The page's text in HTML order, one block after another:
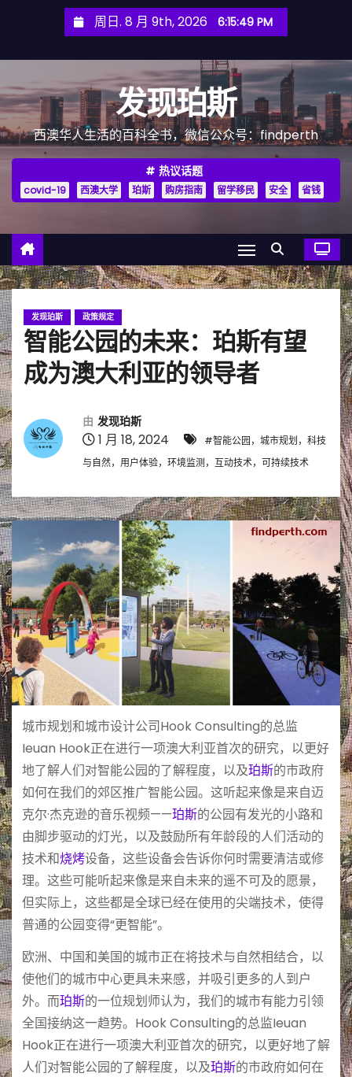
周日. 8 月 9th, 2026 6:15:51 PM
发现珀斯
西澳华人生活的百科全书，微信公众号：findperth
热议话题
covid-19 西澳大学 珀斯 购房指南 留学移民 安全 省钱
发现珀斯 政策规定
智能公园的未来：珀斯有望
成为澳大利亚的领导者
由 发现珀斯
1 月 18, 2024
#智能公园，城市规划，科技
与自然，用户体验，环境监测，互动技术，可持续技术
城市规划和城市设计公司Hook Consulting的总监
Ieuan Hook正在进行一项澳大利亚首次的研究，以更好
地了解人们对智能公园的了解程度，以及珀斯的市政府
如何在我们的郊区推广智能公园。这听起来像是来自迈
克尔·杰克逊的音乐视频——珀斯的公园有发光的小路和
由脚步驱动的灯光，以及鼓励所有年龄段的人们活动的
技术和烧烤设备，这些设备会告诉你何时需要清洁或修
理。这些可能听起来像是来自未来的遥不可及的愿景，
但实际上，这些都是全球已经在使用的尖端技术，使得
普通的公园变得“更智能”。
欧洲、中国和美国的城市正在将技术与自然相结合，以
使他们的城市中心更具未来感，并吸引更多的人到户
外。而珀斯的一位规划师认为，我们的城市有能力引领
全国接纳这一趋势。Hook Consulting的总监Ieuan
Hook正在进行一项澳大利亚首次的研究，以更好地了解
人们对智能公园的了解程度，以及珀斯的市政府如何在